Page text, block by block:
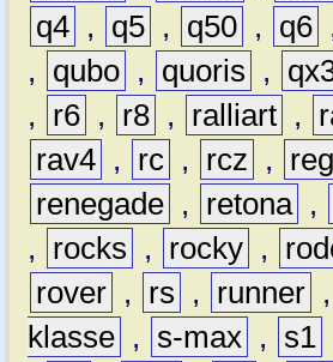
q4 , q5 , q50 , q6
,
qubo , quoris ,
,
r6 , r8 , ralliart ,
rav4 , rc , rcz ,
renegade , retona ,
,
rocks , rocky ,
rover , rs , runner ,
klasse , s-max , s1